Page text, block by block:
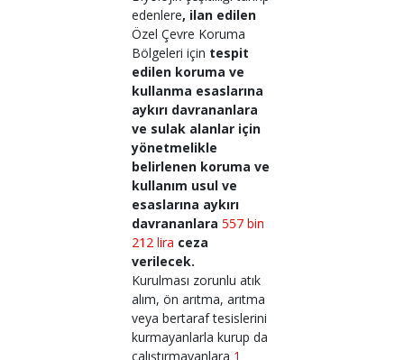
edenlere, ilan edilen
Özel Çevre Koruma
Bölgeleri için tespit
edilen koruma ve
kullanma esaslarına
aykırı davrananlara
ve sulak alanlar için
yönetmelikle
belirlenen koruma ve
kullanım usul ve
esaslarına aykırı
davrananlara 557 bin
212 lira ceza
verilecek.
Kurulması zorunlu atık
alım, ön arıtma, arıtma
veya bertaraf tesislerini
kurmayanlarla kurup da
çalıştırmayanlara 1